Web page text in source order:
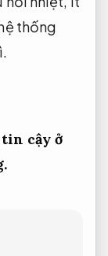
thống
cậy ở